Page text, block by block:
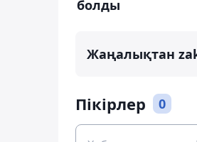
болды
Жаңалықтан
Пікірлер 0